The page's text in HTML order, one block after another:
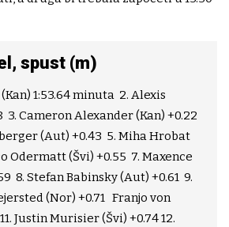
spust (m)
1:53.64 minuta 2. Alexis
3. Cameron Alexander (Kan) +0.22
(Aut) +0.43 5. Miha Hrobat
Odermatt (Švi) +0.55 7. Maxence
8. Stefan Babinsky (Aut) +0.61 9.
(Nor) +0.71 Franjo von
Justin Murisier (Švi) +0.74 12.